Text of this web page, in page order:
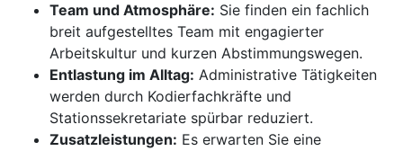
Team und Atmosphäre: Sie finden ein fachlich
breit aufgestelltes Team mit engagierter
Arbeitskultur und kurzen Abstimmungswegen.
Entlastung im Alltag: Administrative Tätigkeiten
werden durch Kodierfachkräfte und
Stationssekretariate spürbar reduziert.
Zusatzleistungen: Es erwarten Sie eine